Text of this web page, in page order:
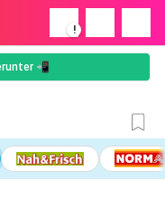
!
📲